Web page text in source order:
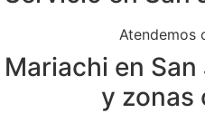
Atendemos
Mariachi en
y zonas